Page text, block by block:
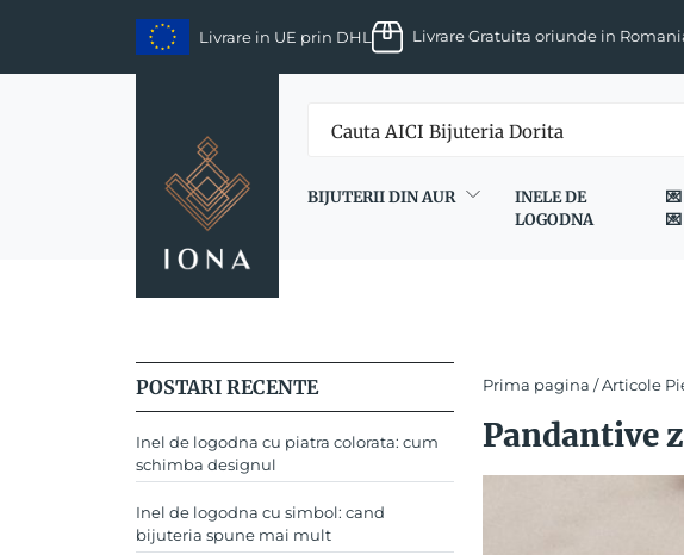
content
Livrare in UE prin DHL Livrare Gratuita oriunde in
BIJUTERII DIN AUR
INELE DE
LOGODNA
💌
POSTARI RECENTE
Inel de logodna cu piatra colorata: cum
schimba designul
Inel de logodna cu simbol: cand
bijuteria spune mai mult
Prima pagina /Articole
Pandantive